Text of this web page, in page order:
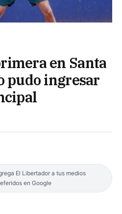
en Santa
pudo ingresar
El Libertador a tus medios
en Google